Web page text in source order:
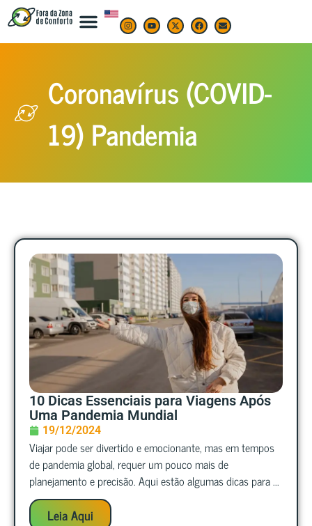
Coronavírus (COVID-
19) Pandemia
10 Dicas Essenciais para Viagens Após
Uma Pandemia Mundial
19/12/2024
Viajar pode ser divertido e emocionante, mas em tempos
de pandemia global, requer um pouco mais de
planejamento e precisão. Aqui estão algumas dicas para ...
Leia Aqui